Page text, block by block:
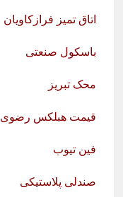
اتاق تمیز فرازکاویان
باسکول صنعتی
محک تبریز
قیمت هبلکس رضوی
فین تیوب
صندلی پلاستیکی